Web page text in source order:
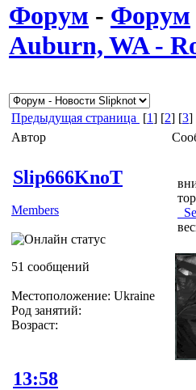
Форум - Форум
Auburn, WA -
Предыдущая страница [1] [2] [3]
Автор
Slip666KnoT
Members
51 сообщений
Местоположение: Ukraine
Род занятий:
Возраст:
13:58